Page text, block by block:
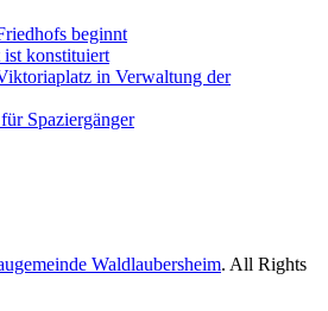
beginnt
ist konstituiert
in Verwaltung der
Spaziergänger
Waldlaubersheim. All Rights